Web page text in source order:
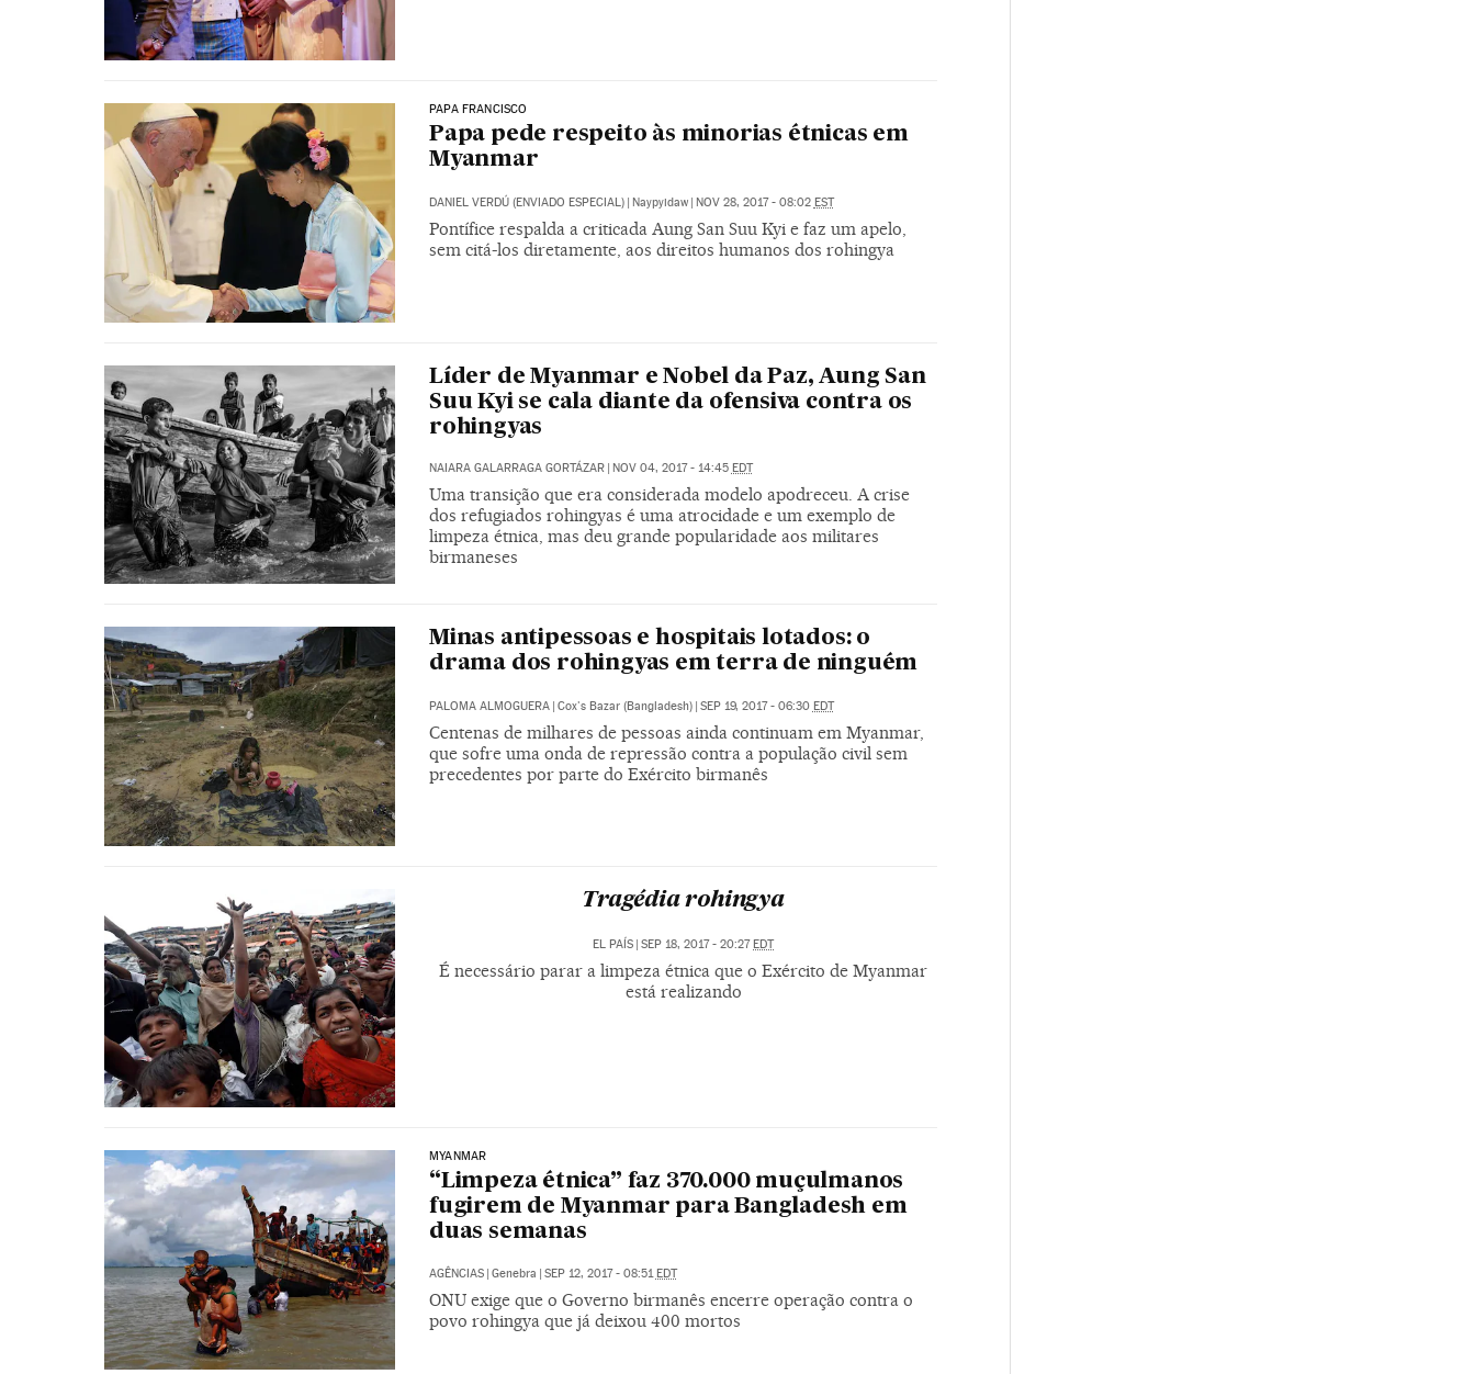
PAPA FRANCISCO
Papa pede respeito às minorias étnicas em
Myanmar
DANIEL VERDÚ (ENVIADO ESPECIAL) Naypyidaw NOV 28, 2017 - 08:02 EST
Pontífice respalda a criticada Aung San Suu Kyi e faz um apelo,
sem citá-los diretamente, aos direitos humanos dos rohingya
Líder de Myanmar e Nobel da Paz, Aung San
Suu Kyi se cala diante da ofensiva contra os
rohingyas
NAIARA GALARRAGA GORTÁZAR | NOV 04, 2017 - 14:45 EDT
Uma transição que era considerada modelo apodreceu. A crise
dos refugiados rohingyas é uma atrocidade e um exemplo de
limpeza étnica, mas deu grande popularidade aos militares
birmaneses
Minas antipessoas e hospitais lotados: o
drama dos rohingyas em terra de ninguém
PALOMA ALMOGUERA | Cox's Bazar (Bangladesh) | SEP 19, 2017 - 06:30 EDT
Centenas de milhares de pessoas ainda continuam em Myanmar,
que sofre uma onda de repressão contra a população civil sem
precedentes por parte do Exército birmanês
Tragédia rohingya
EL PAÍS SEP 18, 2017 - 20:27 EDT
É necessário parar a limpeza étnica que o Exército de Myanmar
está realizando
MYANMAR
“Limpeza étnica” faz 370.000 muçulmanos
fugirem de Myanmar para Bangladesh em
duas semanas
AGÊNCIAS | Genebra | SEP 12, 2017 - 08:51EDT
ONU exige que o Governo birmanês encerre operação contra o
povo rohingya que já deixou 400 mortos